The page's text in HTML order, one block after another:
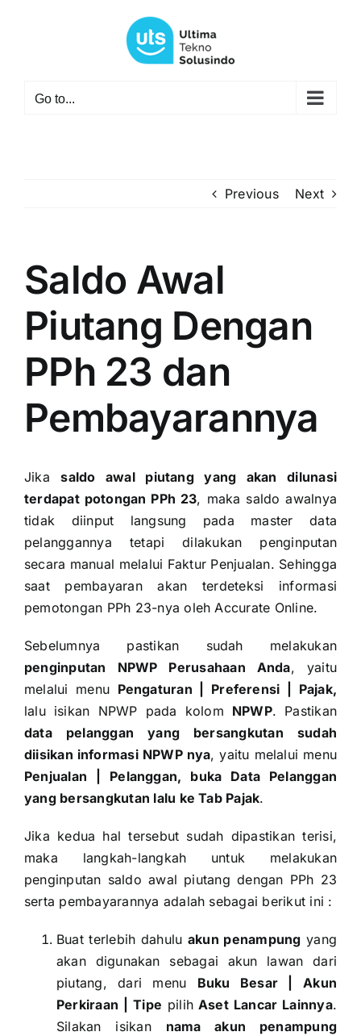
Go to...
Previous Next
Saldo Awal
Piutang Dengan
PPh 23 dan
Pembayarannya
Jikasaldo awal piutang yang akan dilunasi
terdapat potongan PPh 23, maka saldo awalnya
tidak diinput langsung pada master data
pelanggannya tetapi dilakukan penginputan
secara manual melalui Faktur Penjualan. Sehingga
saat pembayaran akan terdeteksi informasi
pemotongan PPh 23-nya oleh Accurate Online.
Sebelumnya pastikan sudah melakukan
penginputan NPWP Perusahaan Anda, yaitu
melalui menu Pengaturan | Preferensi | Pajak,
lalu isikan NPWP pada kolom NPWP. Pastikan
data pelanggan yang bersangkutan sudah
diisikan informasi NPWP nya, yaitu melalui menu
Penjualan | Pelanggan, buka Data Pelanggan
yang bersangkutan lalu ke Tab Pajak.
Jika kedua hal tersebut sudah dipastikan terisi,
maka langkah-langkah untuk melakukan
penginputan saldo awal piutang dengan PPh 23
serta pembayarannya adalah sebagai berikut ini :
Buat terlebih dahulu akun penampung yang
akan digunakan sebagai akun lawan dari
piutang, dari menu Buku Besar | Akun
Perkiraan | Tipe pilih Aset Lancar Lainnya.
Silakan isikan nama akun penampung